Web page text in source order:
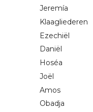
Jeremía
Klaagliederen
Ezechiël
Daniël
Hoséa
Joël
Amos
Obadja